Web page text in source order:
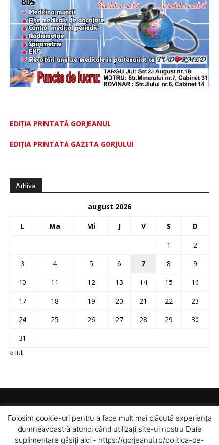
EDIȚIA PRINTATĂ GORJEANUL
EDIŢIA PRINTATĂ GAZETA GORJULUI
Arhiva
august 2026
L Ma Mi J V S D
1
2
3
4 5 6 7 8
9
10
11 12 13 14 15
16
17
18 19 20 21 22
23
24
25 26 27 28 29
30
31
« iul.
Folosim cookie-uri pentru a face mult mai plăcută experiența
dumneavoastră atunci când utilizați site-ul nostru Date
suplimentare găsiți aici - https://gorjeanul.ro/politica-de-